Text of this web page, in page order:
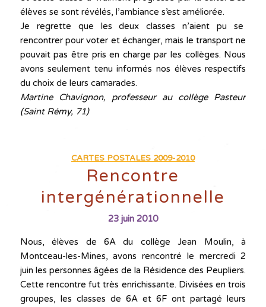
élèves se sont révélés, l’ambiance s’est améliorée.
Je regrette que les deux classes n’aient pu se
rencontrer pour voter et échanger, mais le transport ne
pouvait pas être pris en charge par les collèges. Nous
avons seulement tenu informés nos élèves respectifs
du choix de leurs camarades.
Martine Chavignon, professeur au collège Pasteur
(Saint Rémy, 71)
CARTES POSTALES 2009-2010
Rencontre
intergénérationnelle
23 juin 2010
Nous, élèves de 6A du collège Jean Moulin, à
Montceau-les-Mines, avons rencontré le mercredi 2
juin les personnes âgées de la Résidence des Peupliers.
Cette rencontre fut très enrichissante. Divisées en trois
groupes, les classes de 6A et 6F ont partagé leurs